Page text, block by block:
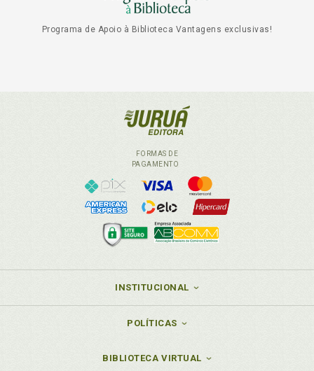
Programa de Apoio à Biblioteca Vantagens exclusivas!
FORMAS DE
PAGAMENTO
INSTITUCIONAL
POLÍTICAS
BIBLIOTECA VIRTUAL